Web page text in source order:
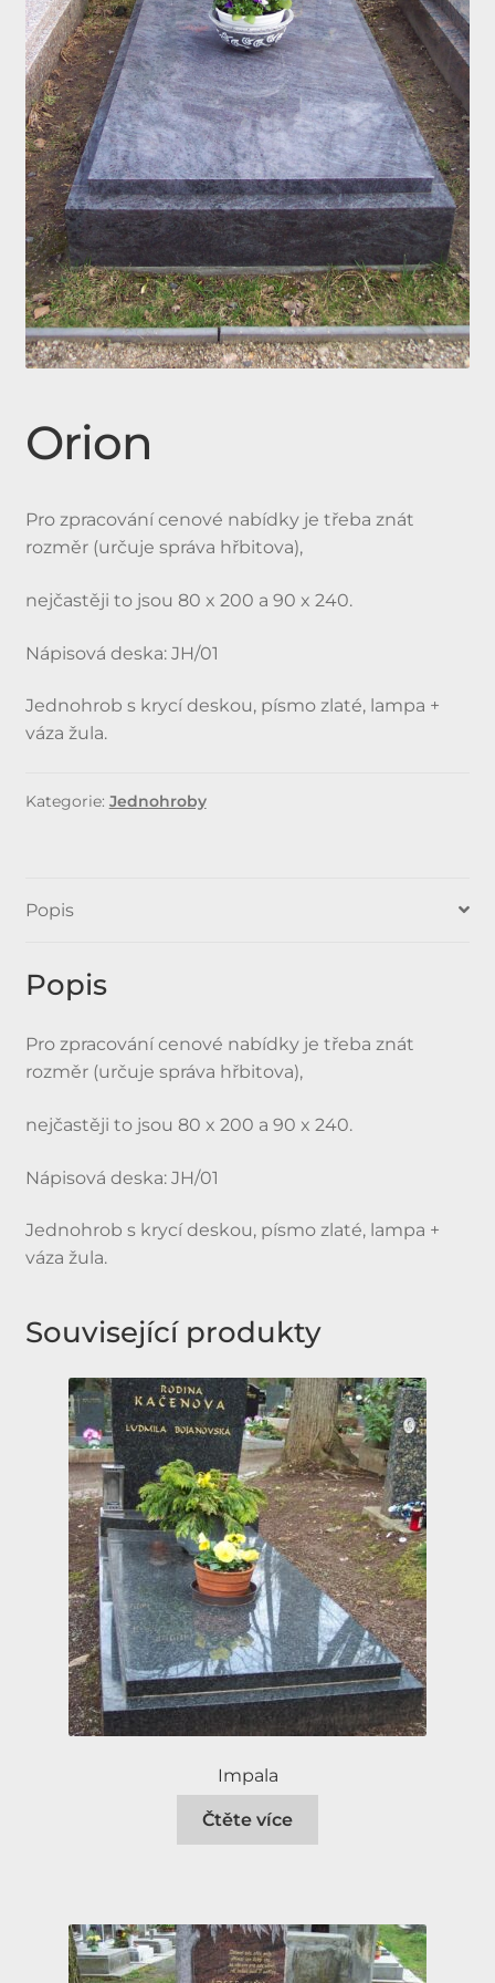
Doplňky
child
menu
Produkty
Urnové hroby skladem
Jednohroby, Dvojhroby
Orion
Pro zpracování cenové nabídky je třeba znát
rozměr (určuje správa hřbitova),
nejčastěji to jsou 80 x 200 a 90 x 240.
Nápisová deska: JH/01
Jednohrob s krycí deskou, písmo zlaté, lampa +
váza žula.
Kategorie: Jednohroby
Popis
Popis
Pro zpracování cenové nabídky je třeba znát
rozměr (určuje správa hřbitova),
nejčastěji to jsou 80 x 200 a 90 x 240.
Nápisová deska: JH/01
Jednohrob s krycí deskou, písmo zlaté, lampa +
váza žula.
Související produkty
Impala
Čtěte více